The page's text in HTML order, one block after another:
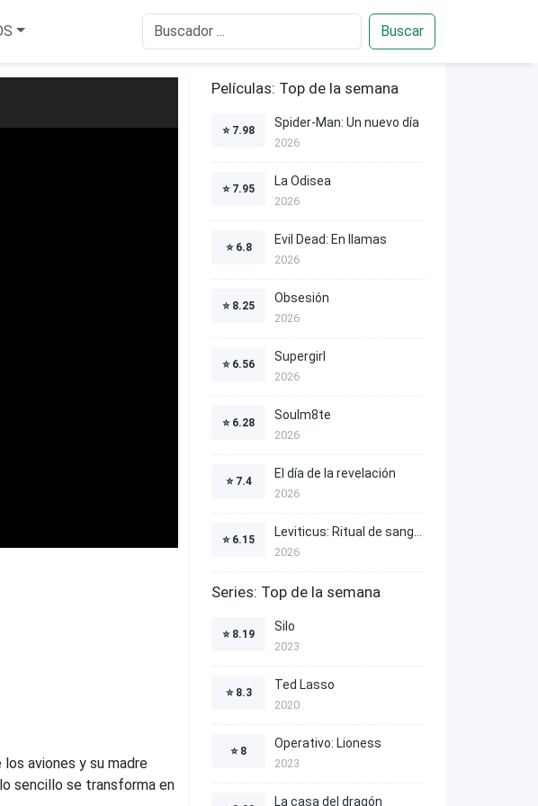
Buscar
aviones y su madre
sencillo se transforma en
Películas: Top de la semana
⭐ 7.98
Spider-Man: Un nuevo día
2026
⭐ 7.95
La Odisea
2026
⭐ 6.8
Evil Dead: En llamas
2026
⭐ 8.25
Obsesión
2026
⭐ 6.56
Supergirl
2026
⭐ 6.28
Soulm8te
2026
⭐ 7.4
El día de la revelación
2026
⭐ 6.15
2026
Series: Top de la semana
⭐ 8.19
Silo
2023
⭐ 8.3
Ted Lasso
2020
⭐ 8
Operativo: Lioness
2023
La casa del dragón